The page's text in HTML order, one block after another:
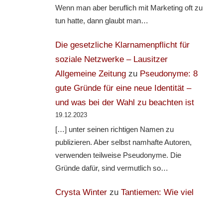
Wenn man aber beruflich mit Marketing oft zu
tun hatte, dann glaubt man…
Die gesetzliche Klarnamenpflicht für
soziale Netzwerke – Lausitzer
Allgemeine Zeitungzu Pseudonyme: 8
gute Gründe für eine neue Identität –
und was bei der Wahl zu beachten ist
19.12.2023
[…] unter seinen richtigen Namen zu
publizieren. Aber selbst namhafte Autoren,
verwenden teilweise Pseudonyme. Die
Gründe dafür, sind vermutlich so…
Crysta Winterzu Tantiemen: Wie viel